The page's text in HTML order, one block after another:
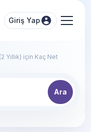
Giriş Yap
Yıllık) için Kaç Net
Ara